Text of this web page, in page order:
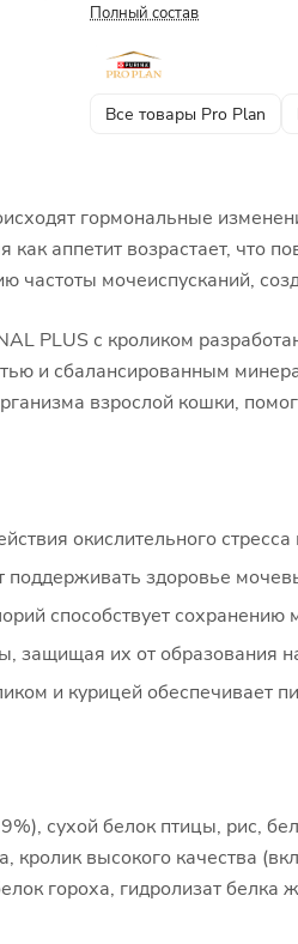
Полный состав
Все товары Pro Plan
гормональные
аппетит возрастает, что
частоты мочеиспусканий,
PLUS с кроликом
и сбалансированным
взрослой кошки,
окислительного
здоровье
способствует
защищая их от образования
и курицей обеспечивает
сухой белок птицы, рис,
кролик высокого качества
гороха, гидролизат белка